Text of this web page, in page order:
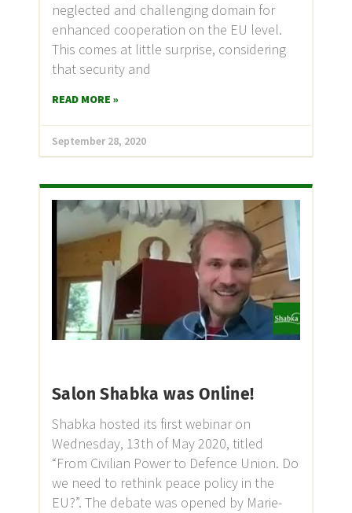
neglected and challenging domain for
enhanced cooperation on the EU level.
This comes at little surprise, considering
that security and
READ MORE »
September 28, 2020
Salon Shabka was Online!
Shabka hosted its first webinar on
Wednesday, 13th of May 2020, titled
“From Civilian Power to Defence Union. Do
we need to rethink peace policy in the
EU?”. The debate was opened by Marie-